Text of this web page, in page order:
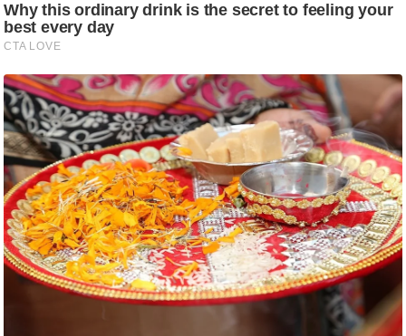
ने
स
त्रा
रि
ले
श
न
शि
प
रा
ज